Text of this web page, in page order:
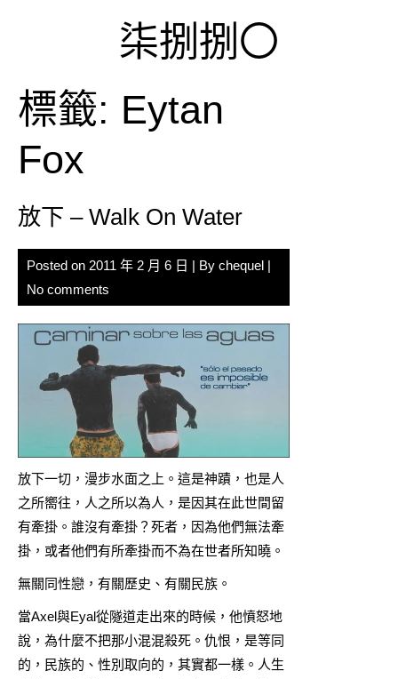
柒捌捌〇
標籤: Eytan
Fox
放下 – Walk On Water
Posted on 2011 年 2 月 6 日 | By chequel |
No comments
放下一切，漫步水面之上。這是神蹟，也是人
之所嚮往，人之所以為人，是因其在此世間留
有牽掛。誰沒有牽掛？死者，因為他們無法牽
掛，或者他們有所牽掛而不為在世者所知曉。
無關同性戀，有關歷史、有關民族。
當Axel與Eyal從隧道走出來的時候，他憤怒地
說，為什麼不把那小混混殺死。仇恨，是等同
的，民族的、性別取向的，其實都一樣。人生